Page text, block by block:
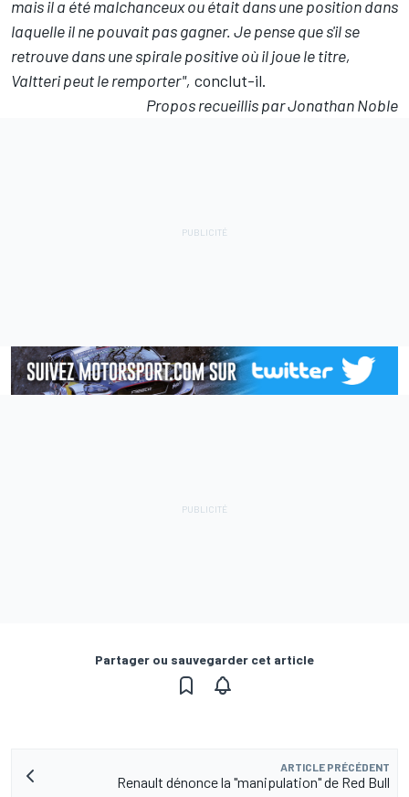
mais il a été malchanceux ou était dans une position dans
laquelle il ne pouvait pas gagner. Je pense que s'il se
retrouve dans une spirale positive où il joue le titre,
Valtteri peut le remporter", conclut-il.
Propos recueillis par Jonathan Noble
Partager ou sauvegarder cet article
ARTICLE PRÉCÉDENT
Renault dénonce la "manipulation" de Red Bull